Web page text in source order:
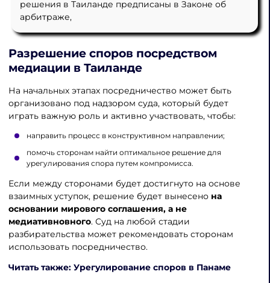
решения в Таиланде предписаны в Законе об
арбитраже,
Разрешение споров посредством
медиации в Таиланде
На начальных этапах посредничество может быть
организовано под надзором суда, который будет
играть важную роль и активно участвовать, чтобы:
направить процесс в конструктивном направлении;
помочь сторонам найти оптимальное решение для
урегулирования спора путем компромисса.
Если между сторонами будет достигнуто на основе
взаимных уступок, решение будет вынесено на
основании мирового соглашения, а не
медиативновного. Суд на любой стадии
разбирательства может рекомендовать сторонам
использовать посредничество.
Читать также: Урегулирование споров в Панаме